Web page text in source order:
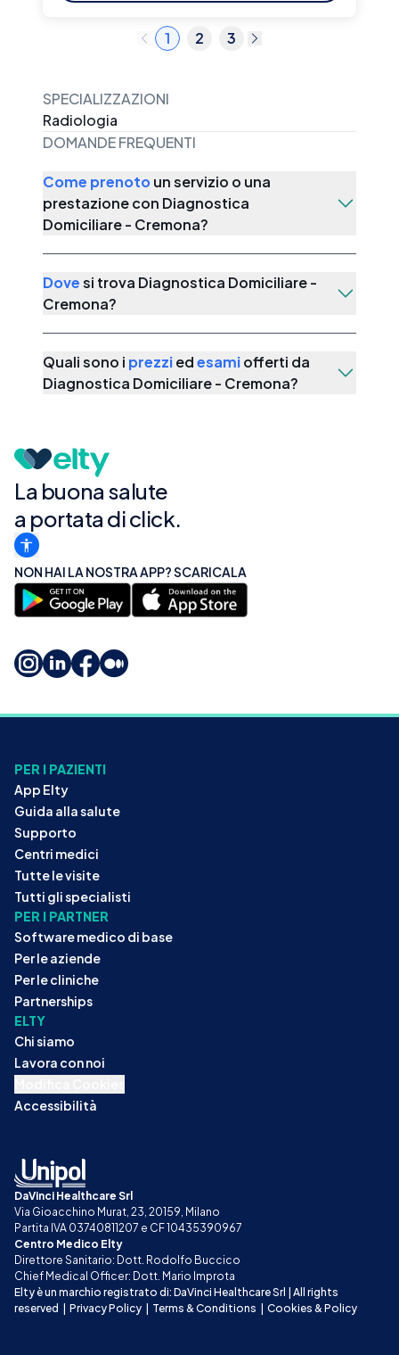
1 2 3
SPECIALIZZAZIONI
Radiologia
DOMANDE FREQUENTI
Come prenotoun servizio o una
prestazione con Diagnostica
Domiciliare - Cremona?
Dovesi trova Diagnostica Domiciliare -
Cremona?
Quali sono i prezziedesamiofferti da
Diagnostica Domiciliare - Cremona?
La buona salute
a portata di click.
NON HAI LA NOSTRA APP? SCARICALA
PER I PAZIENTI
App Elty
Guida alla salute
Supporto
Centri medici
Tutte le visite
Tutti gli specialisti
PER I PARTNER
Software medico di base
Per le aziende
Per le cliniche
Partnerships
ELTY
Chi siamo
Lavora con noi
Accessibilità
DaVinci Healthcare Srl
Via Gioacchino Murat, 23, 20159, Milano
Partita IVA 03740811207 e CF 10435390967
Centro Medico Elty
Direttore Sanitario: Dott. Rodolfo Buccico
Chief Medical Officer: Dott. Mario Improta
Elty è un marchio registrato di: DaVinci Healthcare Srl | All rights
reserved
Privacy Policy Terms & Conditions Cookies & Policy